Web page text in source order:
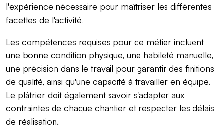
l'expérience nécessaire pour maîtriser les différentes
facettes de l'activité.
Les compétences requises pour ce métier incluent
une bonne condition physique, une habileté manuelle,
une précision dans le travail pour garantir des finitions
de qualité, ainsi qu'une capacité à travailler en équipe.
Le plâtrier doit également savoir s'adapter aux
contraintes de chaque chantier et respecter les délais
de réalisation.